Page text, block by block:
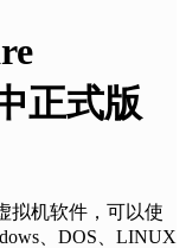
正式版
拟机软件，可以使
、DOS、LINUX